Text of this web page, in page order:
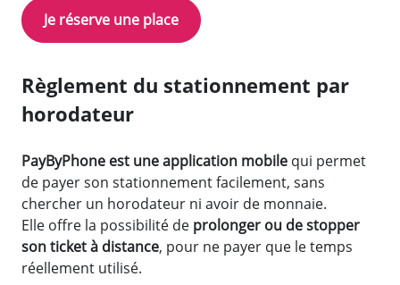
Je réserve une place
Règlement du stationnement par
horodateur
PayByPhone est une application mobile qui permet
de payer son stationnement facilement, sans
chercher un horodateur ni avoir de monnaie.
Elle offre la possibilité de prolonger ou de stopper
son ticket à distance, pour ne payer que le temps
réellement utilisé.